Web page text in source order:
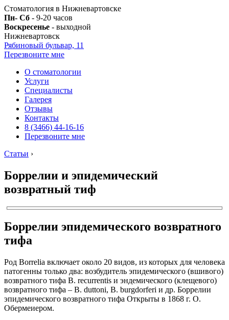
Стоматология в Нижневартовске
Пн- Сб - 9-20 часов
Воскресенье - выходной
Нижневартовск
Рябиновый бульвар, 11
Перезвоните мне
О стоматологии
Услуги
Специалисты
Галерея
Отзывы
Контакты
8 (3466) 44-16-16
Перезвоните мне
Статьи ›
Боррелии и эпидемический
возвратный тиф
Боррелии эпидемического возвратного
тифа
Род Borrelia включает около 20 видов, из которых для человека
патогенны только два: возбудитель эпидемического (вшивого)
возвратного тифа В. recurrentis и эндемического (клещевого)
возвратного тифа – В. duttoni, В. burgdorferi и др. Боррелии
эпидемического возвратного тифа Открыты в 1868 г. О.
Обермеиером.